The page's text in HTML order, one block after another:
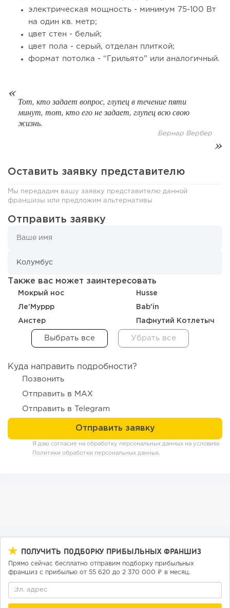
97
Отзыв SSL-сертификатов у банков: как это влияет на
120
«Прибыль 20 млн в год, а я ездил на метро»: куда в
интернет-магазине...
Конференции августа 2026: лучшие мероприятия месяца
для бизнеса,...
Прокат квадроциклов: инвестиции 2 млн рублей,
прибыль 300 тысяч...
электрическая мощность - минимум 75-100 Вт
на один кв. метр;
цвет стен - белый;
цвет пола - серый, отделан плиткой;
формат потолка - “Грильято” или аналогичный.
Тот, кто задает вопрос, глупец в течение пяти
минут, тот, кто его не задает, глупец всю свою
жизнь.
Бернар Вербер
Оставить заявку представителю
Мы передадим вашу заявку представителю данной
франшизы или предложим альтернативы
Отправить заявку
Также вас может заинтересовать
Мокрый нос Husse
Ле’Муррр Bab'in
Анстер Пафнутий Котлетыч
Куда направить подробности?
Позвонить
Отправить в MAX
Отправить в Telegram
Я даю согласие на обработку персональных данных на условиях
Политики обработки персональных данных.
ПОЛУЧИТЬ ПОДБОРКУ ПРИБЫЛЬНЫХ ФРАНШИЗ
Прямо сейчас бесплатно отправим подборку прибыльных
франшиз с прибылью от 55 620 до 2 370 000 ₽ в месяц.